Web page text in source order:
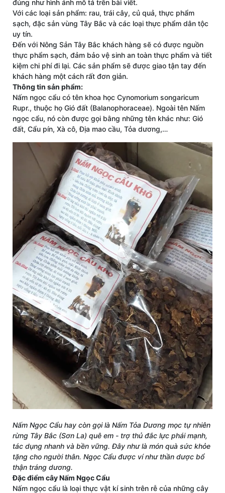
đúng như hình ảnh mô tả trên bài viết.
Với các loại sản phẩm: rau, trái cây, củ quả, thực phẩm
sạch, đặc sản vùng Tây Bắc và các loại thực phẩm dân tộc
uy tín.
Đến với Nông Sản Tây Bắc khách hàng sẽ có được nguồn
thực phẩm sạch, đảm bảo vệ sinh an toàn thực phẩm và tiết
kiệm chi phí đi lại. Các sản phẩm sẽ được giao tận tay đến
khách hàng một cách rất đơn giản.
Thông tin sản phẩm:
Nấm ngọc cẩu có tên khoa học Cynomorium songaricum
Rupr., thuộc họ Gió đất (Balanophoraceae). Ngoài tên Nấm
ngọc cẩu, nó còn được gọi bằng những tên khác như: Gió
đất, Cẩu pín, Xà cô, Địa mao cầu, Tỏa dương,…
Nấm Ngọc Cẩu hay còn gọi là Nấm Tỏa Dương mọc tự nhiên
rừng Tây Bắc (Sơn La) quê em - trợ thủ đắc lực phái mạnh,
tác dụng nhanh và bền vững. Đây như là món quà sức khỏe
tặng cho người thân. Ngọc Cẩu được ví như thần dược bổ
thận tráng dương.
Đặc điểm cây Nấm Ngọc Cẩu
Nấm ngọc cẩu là loại thực vật kí sinh trên rễ của những cây